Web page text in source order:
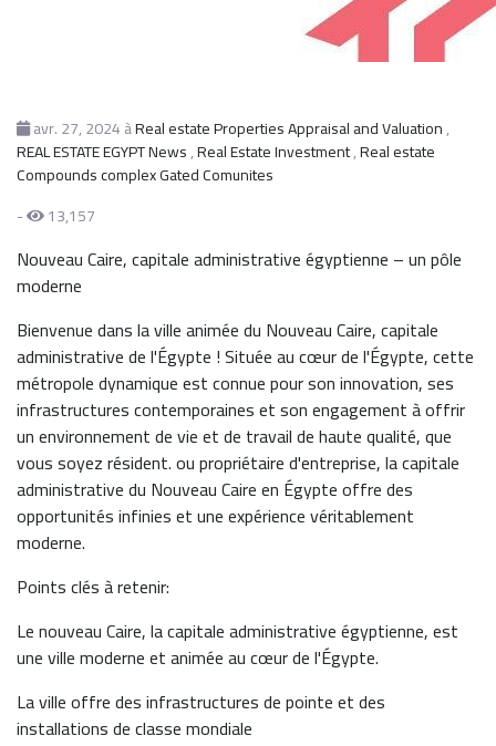
avr. 27, 2024àReal estate Properties Appraisal and Valuation,
REAL ESTATE EGYPT News,Real Estate Investment,Real estate
Compounds complex Gated Comunites
-
13,157
Nouveau Caire, capitale administrative égyptienne – un pôle
moderne
Bienvenue dans la ville animée du Nouveau Caire, capitale
administrative de l'Égypte ! Située au cœur de l'Égypte, cette
métropole dynamique est connue pour son innovation, ses
infrastructures contemporaines et son engagement à offrir
un environnement de vie et de travail de haute qualité, que
vous soyez résident. ou propriétaire d'entreprise, la capitale
administrative du Nouveau Caire en Égypte offre des
opportunités infinies et une expérience véritablement
moderne.
Points clés à retenir:
Le nouveau Caire, la capitale administrative égyptienne, est
une ville moderne et animée au cœur de l'Égypte.
La ville offre des infrastructures de pointe et des
installations de classe mondiale